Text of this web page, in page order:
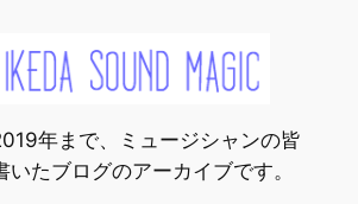
年まで、ミュージシャンの皆
いたブログのアーカイブです。